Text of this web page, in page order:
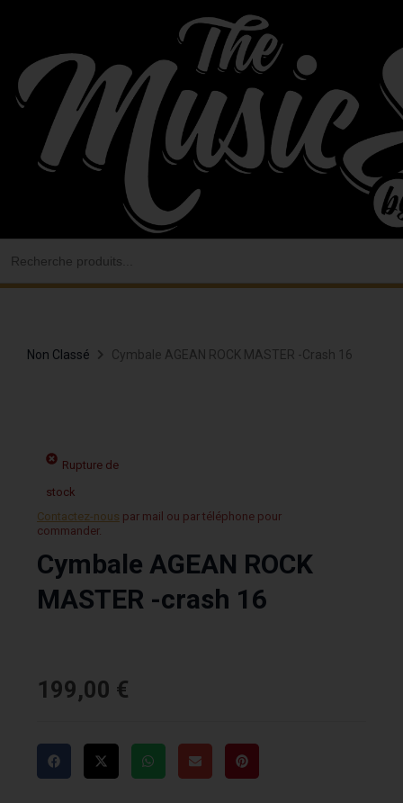
contenu
Non Classé Cymbale AGEAN ROCK MASTER -crash 16
Rupture de
stock
Contactez-nous par mail ou par téléphone pour
commander.
Cymbale AGEAN ROCK
MASTER -crash 16
199,00 €